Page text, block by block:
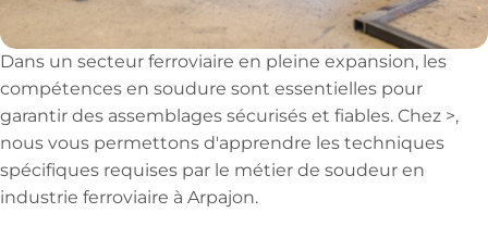
Dans un secteur ferroviaire en pleine expansion, les
compétences en soudure sont essentielles pour
garantir des assemblages sécurisés et fiables. Chez >,
nous vous permettons d'apprendre les techniques
spécifiques requises par le métier de soudeur en
industrie ferroviaire à Arpajon.